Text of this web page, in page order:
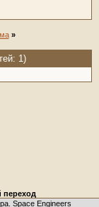
»
1)